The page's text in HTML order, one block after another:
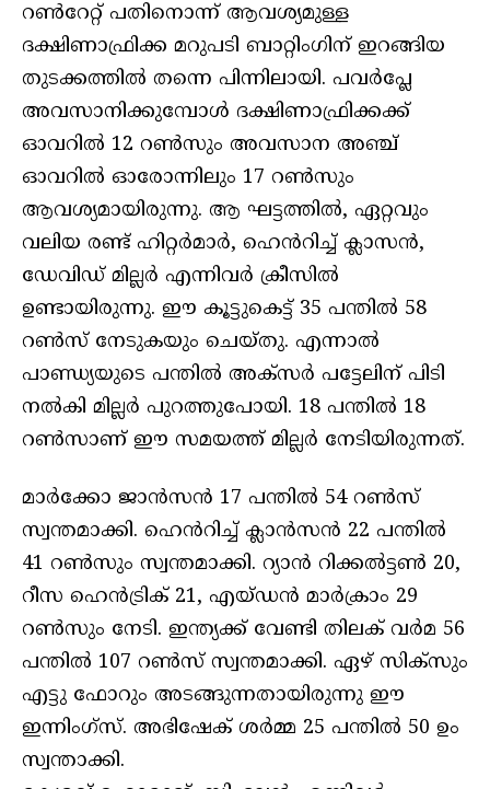
റൺറേറ്റ് പതിനൊന്ന് ആവശ്യമുള്ള
ദക്ഷിണാഫ്രിക്ക മറുപടി ബാറ്റിംഗിന് ഇറങ്ങിയ
തുടക്കത്തിൽ തന്നെ പിന്നിലായി. പവർപ്ലേ
അവസാനിക്കുമ്പോൾ ദക്ഷിണാഫ്രിക്കക്ക്
ഓവറിൽ 12 റൺസും അവസാന അഞ്ച്
ഓവറിൽ ഓരോന്നിലും 17 റൺസും
ആവശ്യമായിരുന്നു. ആ ഘട്ടത്തിൽ, ഏറ്റവും
വലിയ രണ്ട് ഹിറ്റർമാർ, ഹെൻറിച്ച് ക്ലാസൻ,
ഡേവിഡ് മില്ലർ എന്നിവർ ക്രീസിൽ
ഉണ്ടായിരുന്നു. ഈ കൂട്ടുകെട്ട് 35 പന്തിൽ 58
റൺസ് നേടുകയും ചെയ്തു. എന്നാൽ
പാണ്ഡ്യയുടെ പന്തിൽ അക്സർ പട്ടേലിന് പിടി
നൽകി മില്ലർ പുറത്തുപോയി. 18 പന്തിൽ 18
റൺസാണ് ഈ സമയത്ത് മില്ലർ നേടിയിരുന്നത്.
മാർക്കോ ജാൻസൻ 17 പന്തിൽ 54 റൺസ്
സ്വന്തമാക്കി. ഹെൻറിച്ച് ക്ലാൻസൻ 22 പന്തിൽ
41 റൺസും സ്വന്തമാക്കി. റ്യാൻ റിക്കൽട്ടൺ 20,
റീസ ഹെൻട്രിക് 21, എയ്ഡൻ മാർക്രാം 29
റൺസും നേടി. ഇന്ത്യക്ക് വേണ്ടി തിലക് വർമ 56
പന്തിൽ 107 റൺസ് സ്വന്തമാക്കി. ഏഴ് സിക്സും
എട്ടു ഫോറും അടങ്ങുന്നതായിരുന്നു ഈ
ഇന്നിംഗ്സ്. അഭിഷേക് ശർമ്മ 25 പന്തിൽ 50 ഉം
സ്വന്താക്കി.